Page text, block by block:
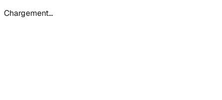
Chargement…